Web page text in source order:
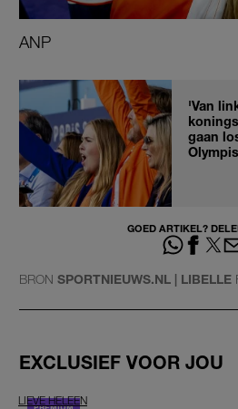
ANP
'Van
gaan
GOED ARTIKEL?
BRON SPORTNIEUWS.NL | LIBELLE
EXCLUSIEF VOOR JOU
LIEVE HELEEN